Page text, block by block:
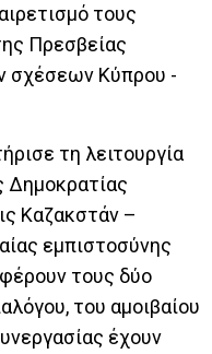
τους
Πρεσβείας
σχέσεων Κύπρου -
τη λειτουργία
Δημοκρατίας
Καζακστάν –
εμπιστοσύνης
τους δύο
του αμοιβαίου
έχουν